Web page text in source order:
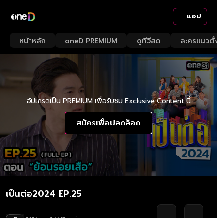
แอป
หน้าหลัก oneD PREMIUM ดูทีวีสด ละครแนวตั้
อัปเกรดเป็น PREMIUM เพื่อรับชม Exclusive Content นี้
สมัครเพื่อปลดล็อก
เป็นต่อ2024 EP.25